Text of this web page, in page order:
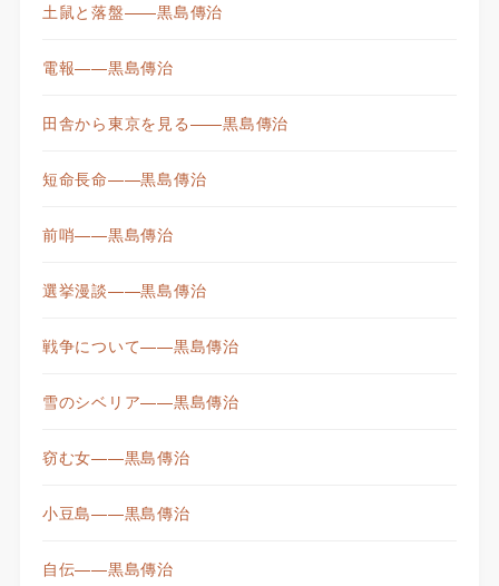
土鼠と落盤——黒島傳治
電報——黒島傳治
田舎から東京を見る——黒島傳治
短命長命——黒島傳治
前哨——黒島傳治
選挙漫談——黒島傳治
戦争について——黒島傳治
雪のシベリア——黒島傳治
窃む女——黒島傳治
小豆島——黒島傳治
自伝——黒島傳治